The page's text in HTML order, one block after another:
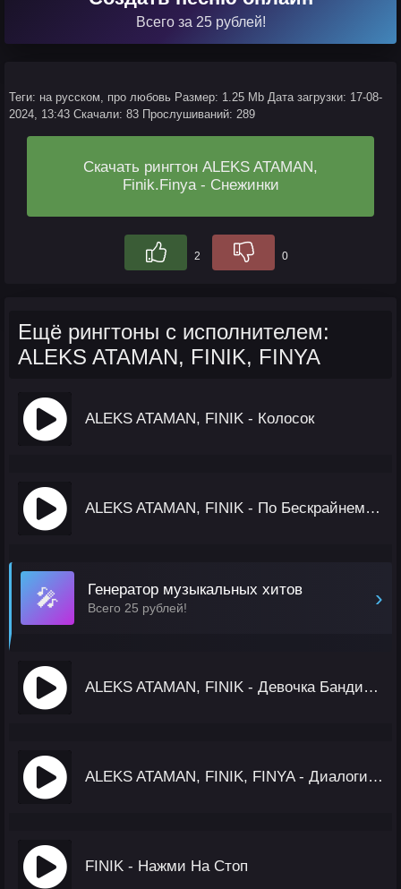
Всего за 25 рублей!
Теги: на русском, про любовь Размер: 1.25 Mb Дата загрузки: 17-08-
2024, 13:43 Скачали: 83 Прослушиваний: 289
Скачать рингтон ALEKS ATAMAN,
Finik.Finya - Снежинки
2 0
Ещё рингтоны с исполнителем:
ALEKS ATAMAN, FINIK, FINYA
ALEKS ATAMAN, FINIK - Колосок
ALEKS ATAMAN, FINIK - По Бескрайнему Полю Моему
🎤 Генератор музыкальных хитов
Всего 25 рублей! ›
ALEKS ATAMAN, FINIK - Девочка Бандитка
ALEKS ATAMAN, FINIK, FINYA - Диалоги Тет-А-Тет
FINIK - Нажми На Стоп